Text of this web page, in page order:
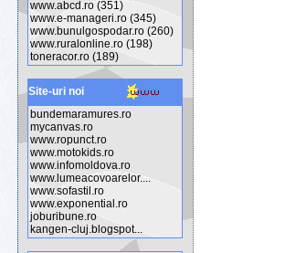
www.abcd.ro (351)
www.e-manageri.ro (345)
www.bunulgospodar.ro (260)
www.ruralonline.ro (198)
toneracor.ro (189)
Site-uri noi
bundemaramures.ro
mycanvas.ro
www.ropunct.ro
www.motokids.ro
www.infomoldova.ro
www.lumeacovoarelor....
www.sofastil.ro
www.exponential.ro
joburibune.ro
kangen-cluj.blogspot...